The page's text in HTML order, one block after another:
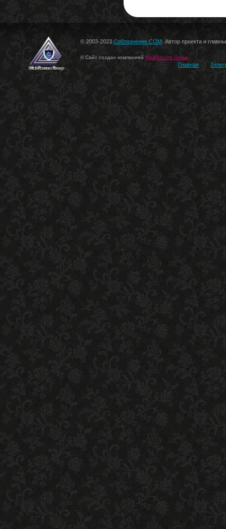
© 2003-2023 Соблазнение.COM . Автор проекта и
© Сайт создан компанией WebSecure Group
Главная